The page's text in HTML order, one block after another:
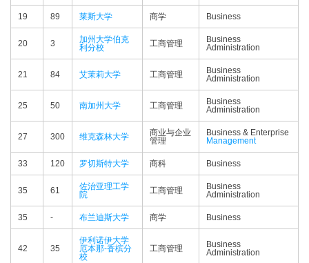
19 89 莱斯大学 商学 Business
20 3
加州大学伯克
利分校
工商管理
Business
Administration
21 84 艾茉莉大学 工商管理
Business
Administration
25 50 南加州大学 工商管理
Business
Administration
27 300 维克森林大学
商业与企业
管理
Business & Enterprise
Management
33 120 罗切斯特大学 商科 Business
35 61
佐治亚理工学
院
工商管理
Business
Administration
35 - 布兰迪斯大学 商学 Business
42 35
伊利诺伊大学
厄本那-香槟分
校
工商管理
Business
Administration